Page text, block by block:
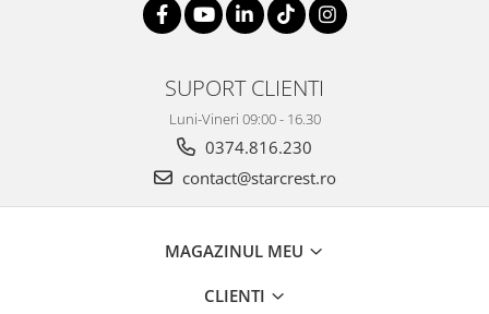
SUPORT CLIENTI
Luni-Vineri 09:00 - 16.30
0374.816.230
contact@starcrest.ro
MAGAZINUL MEU
CLIENTI